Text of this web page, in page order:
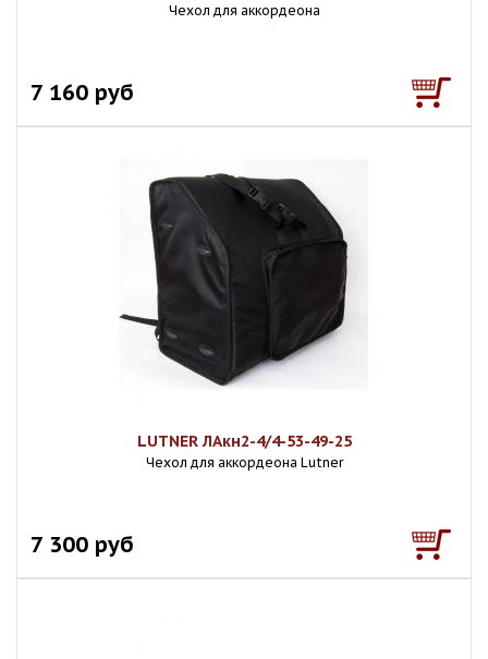
Чехол для аккордеона
7 160 руб
LUTNER ЛАкн2-4/4-53-49-25
Чехол для аккордеона Lutner
7 300 руб